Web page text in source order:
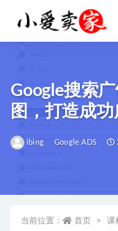
Google搜索
图，打造成功
ibing Google ADS
当前位置： 首页 课